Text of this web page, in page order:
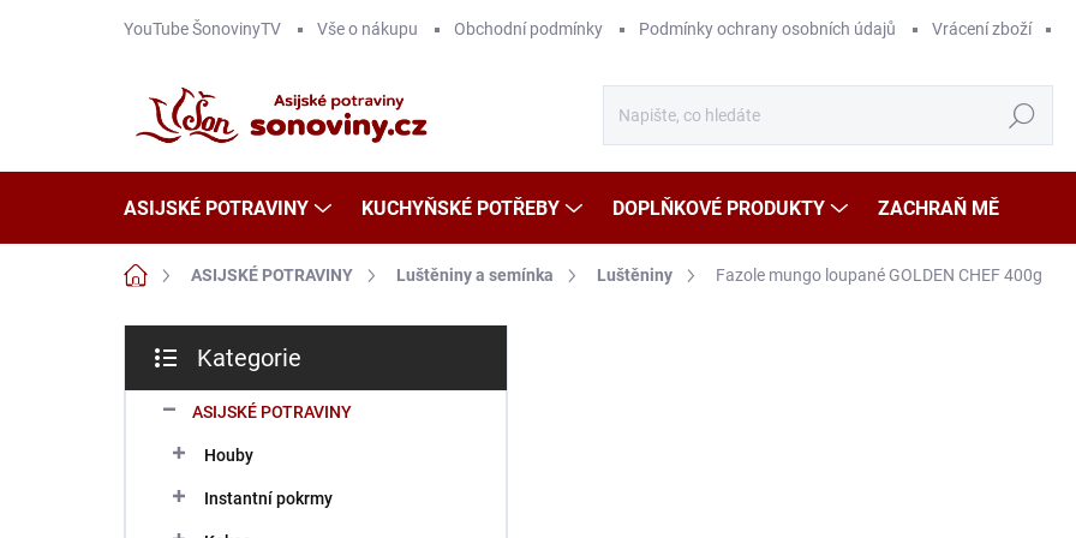
YouTube ŠonovinyTV Vše o nákupu Obchodní podmínky Podmínky ochrany osobních údajů Vrácení zboží
Hledat
ASIJSKÉ POTRAVINY KUCHYŇSKÉ POTŘEBY DOPLŇKOVÉ PRODUKTY ZACHRAŇ MĚ
Domů ASIJSKÉ POTRAVINY Luštěniny a semínka Luštěniny Fazole mungo loupané GOLDEN CHEF 400g
s
kategorie
Kategorie
ASIJSKÉ POTRAVINY
Houby
Instantní pokrmy